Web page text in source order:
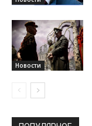
Новости